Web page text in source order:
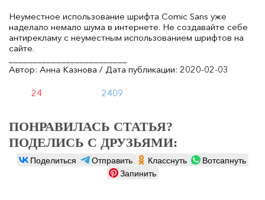
Неуместное использование шрифта Comic Sans уже
наделало немало шума в интернете. Не создавайте себе
антирекламу с неуместным использованием шрифтов на
сайте.
Автор: Анна Казнова / Дата публикации: 2020-02-03
24 2409
ПОНРАВИЛАСЬ СТАТЬЯ?
ПОДЕЛИСЬ С ДРУЗЬЯМИ:
Поделиться Отправить Класснуть
Вотсапнуть
Запинить